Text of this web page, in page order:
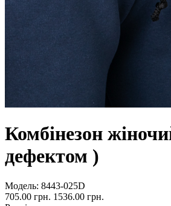
Комбінезон
дефектом )
Модель: 8443-025D
705.00 грн. 1536.00 грн.